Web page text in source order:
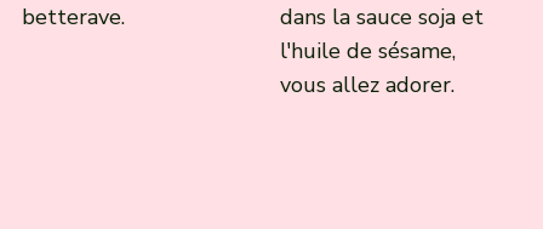
betterave.
dans la sauce soja et
l'huile de sésame,
vous allez adorer.